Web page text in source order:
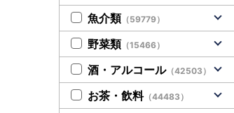
魚介類 （59779）
野菜類 （15466）
酒・アルコール（42503）
お茶・飲料（44483）